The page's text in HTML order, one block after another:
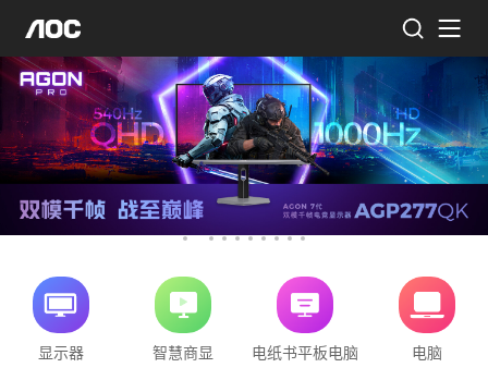
显示器 智慧商显 电纸书平板电脑 电脑